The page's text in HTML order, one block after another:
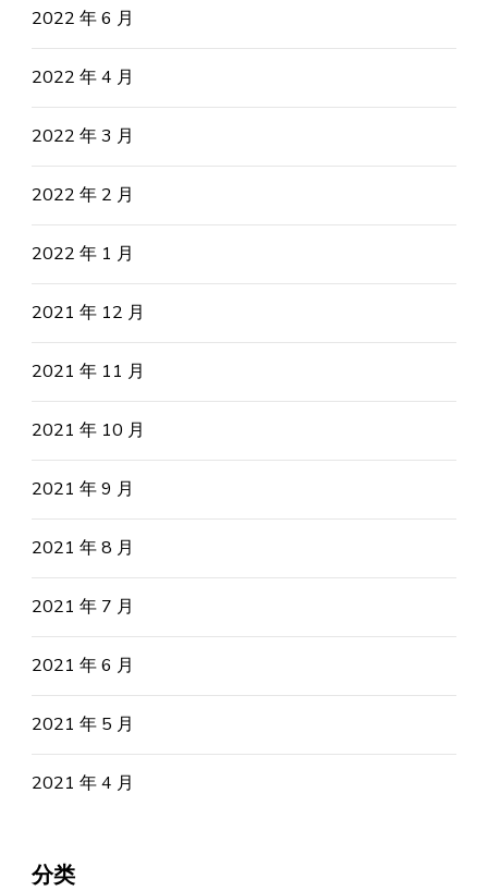
2022 年 6 月
2022 年 4 月
2022 年 3 月
2022 年 2 月
2022 年 1 月
2021 年 12 月
2021 年 11 月
2021 年 10 月
2021 年 9 月
2021 年 8 月
2021 年 7 月
2021 年 6 月
2021 年 5 月
2021 年 4 月
分类